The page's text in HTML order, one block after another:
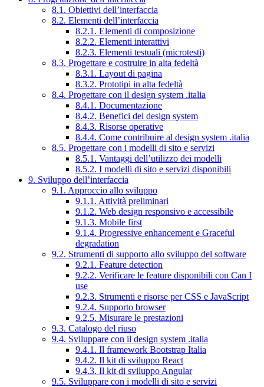
8.1. Obiettivi dell’interfaccia
8.2. Elementi dell’interfaccia
8.2.1. Elementi di composizione
8.2.2. Elementi interattivi
8.2.3. Elementi testuali (microtesti)
8.3. Progettare e costruire in alta fedeltà
8.3.1. Layout di pagina
8.3.2. Prototipi in alta fedeltà
8.4. Progettare con il design system .italia
8.4.1. Documentazione
8.4.2. Benefici del design system
8.4.3. Risorse operative
8.4.4. Come contribuire al design system .italia
8.5. Progettare con i modelli di sito e servizi
8.5.1. Vantaggi dell’utilizzo dei modelli
8.5.2. I modelli di sito e servizi disponibili
9. Sviluppo dell’interfaccia
9.1. Approccio allo sviluppo
9.1.1. Attività preliminari
9.1.2. Web design responsivo e accessibile
9.1.3. Mobile first
9.1.4. Progressive enhancement e Graceful
degradation
9.2. Strumenti di supporto allo sviluppo del software
9.2.1. Feature detection
9.2.2. Verificare le feature disponibili con Can I
use
9.2.3. Strumenti e risorse per CSS e JavaScript
9.2.4. Supporto browser
9.2.5. Misurare le prestazioni
9.3. Catalogo del riuso
9.4. Sviluppare con il design system .italia
9.4.1. Il framework Bootstrap Italia
9.4.2. Il kit di sviluppo React
9.4.3. Il kit di sviluppo Angular
9.5. Sviluppare con i modelli di sito e servizi